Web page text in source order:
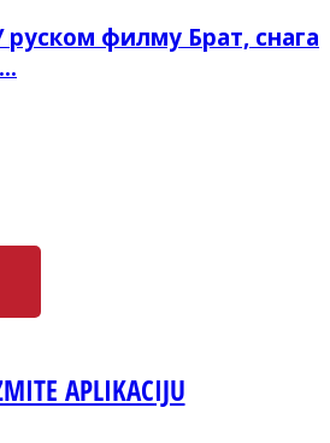
филму Брат, снага
APLIKACIJU